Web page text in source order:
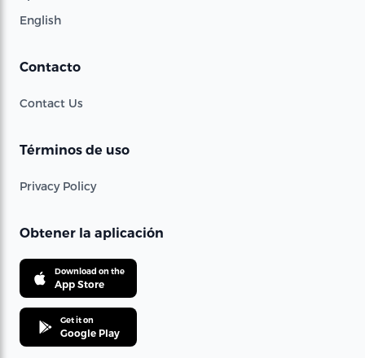
English
Contacto
Contact Us
Términos de uso
Privacy Policy
Obtener la aplicación
Download on the
App Store
Get it on
Google Play